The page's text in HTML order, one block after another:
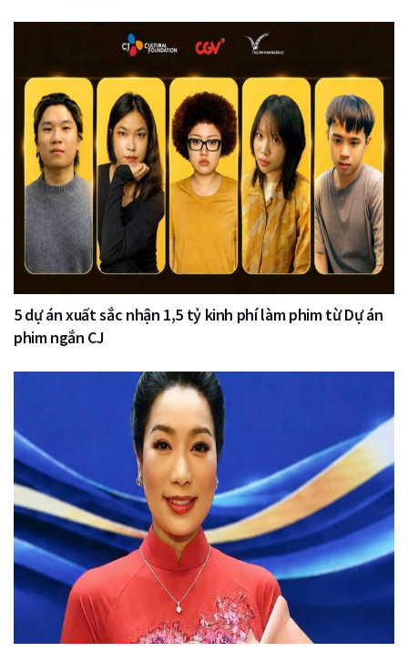
5 dự án xuất sắc nhận 1,5 tỷ kinh phí làm phim từ Dự án
phim ngắn CJ